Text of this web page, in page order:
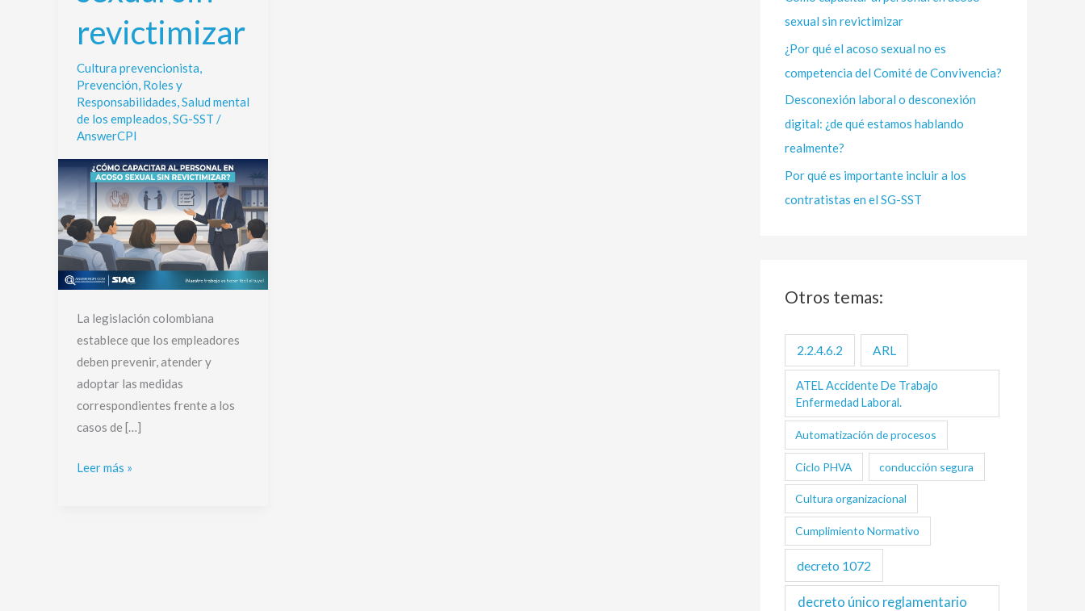
revictimizar
Cultura prevencionista
Prevención Roles y
Responsabilidades Salud mental
de los empleados SG-SST /
AnswerCPI
La legislación colombiana
establece que los empleadores
deben prevenir, atender y
adoptar las medidas
correspondientes frente a los
casos de […]
Leer más »
r
:
sexual sin revictimizar
¿Por qué el acoso sexual no es
competencia del Comité de Convivencia?
Desconexión laboral o desconexión
digital: ¿de qué estamos hablando
realmente?
Por qué es importante incluir a los
contratistas en el SG-SST
Otros temas:
2.2.4.6.2 ARL
ATEL Accidente De Trabajo
Enfermedad Laboral.
Automatización de procesos
Ciclo PHVA conducción segura
Cultura organizacional
Cumplimiento Normativo
decreto 1072
decreto único reglamentario